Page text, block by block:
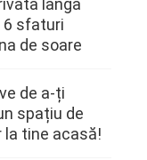
langa
6 sfaturi
de soare
de a-ți
spațiu de
la tine acasă!